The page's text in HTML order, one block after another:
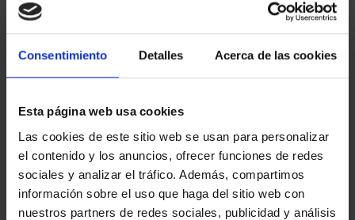
Consentimiento Detalles Acerca de las cookies
Esta página web usa cookies
Las cookies de este sitio web se usan para personalizar
el contenido y los anuncios, ofrecer funciones de redes
sociales y analizar el tráfico. Además, compartimos
información sobre el uso que haga del sitio web con
nuestros partners de redes sociales, publicidad y análisis
ORDENAR POR: